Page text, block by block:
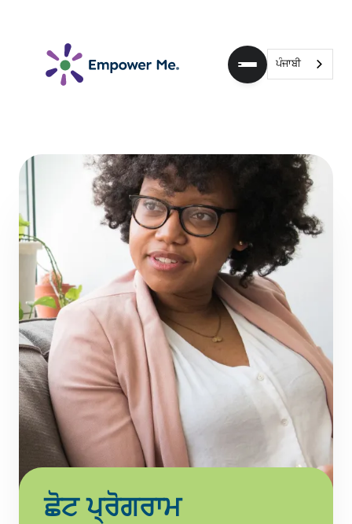
ਪੰਜਾਬੀ
ਛੋਟ ਪ੍ਰੋਗਰਾਮ